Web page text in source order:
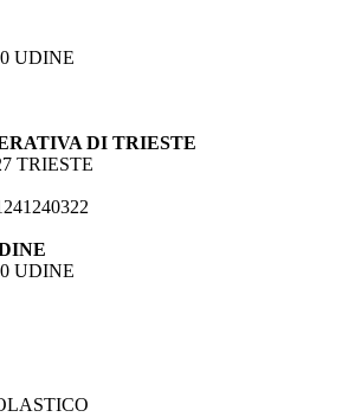
UDINE
DI TRIESTE
TRIESTE
UDINE